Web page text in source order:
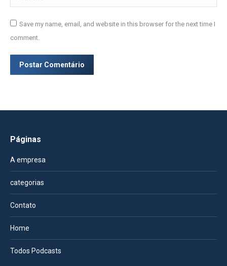
Save my name, email, and website in this browser for the next time I
comment.
Postar Comentário
Páginas
A empresa
categorias
Contato
Home
Todos Podcasts